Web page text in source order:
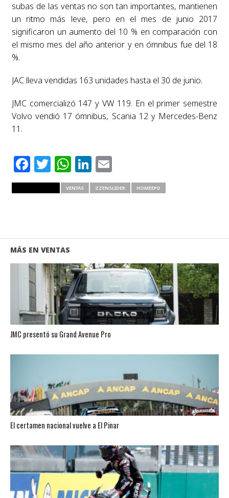
subas de las ventas no son tan importantes, mantienen
un ritmo más leve, pero en el mes de junio 2017
significaron un aumento del 10 % en comparación con
el mismo mes del año anterior y en ómnibus fue del 18
%.
JAC lleva vendidas 163 unidades hasta el 30 de junio.
JMC comercializó 147 y VW 119. En el primer semestre
Volvo vendió 17 ómnibus, Scania 12 y Mercedes-Benz
11.
Facebook
Twitter
WhatsApp
LinkedIn
Email
VENTAS ZZENSLIDER HOMEEPD
MÁS EN VENTAS
JMC presentó su Grand Avenue Pro
El certamen nacional vuelve a El Pinar